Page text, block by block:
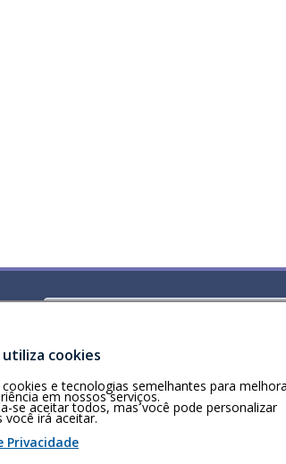
Buscar
cookies
e tecnologias semelhantes para
em nossos serviços.
se aceitar todos, mas você pode personalizar
você irá aceitar.
Privacidade